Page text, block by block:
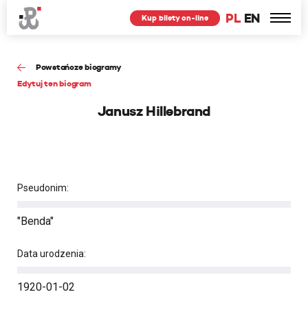
PL EN
Kup bilety on-line
Powstańcze biogramy
Edytuj ten biogram
Janusz Hillebrand
Pseudonim:
"Benda"
Data urodzenia:
1920-01-02